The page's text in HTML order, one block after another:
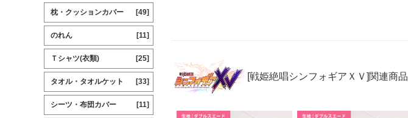
[戦姫絶唱シンフォギアＸＶ]関連商品
枕・クッションカバー [49]
のれん [11]
Ｔシャツ(衣類) [25]
タオル・タオルケット [33]
シーツ・布団カバー [11]